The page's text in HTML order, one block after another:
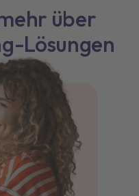
über
Lösungen